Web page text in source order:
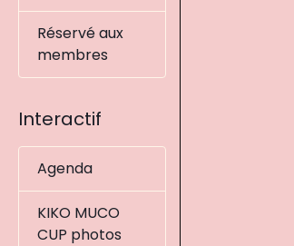
Réservé aux
membres
Interactif
Agenda
KIKO MUCO
CUP photos